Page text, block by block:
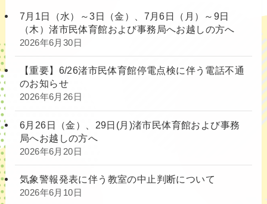
7月1日（水）～3日（金）、7月6日（月）～9日
（木）渚市民体育館および事務局へお越しの方へ
2026年6月30日
【重要】6/26渚市民体育館停電点検に伴う電話不通
のお知らせ
2026年6月26日
6月26日（金）、29日(月)渚市民体育館および事務
局へお越しの方へ
2026年6月20日
気象警報発表に伴う教室の中止判断について
2026年6月10日